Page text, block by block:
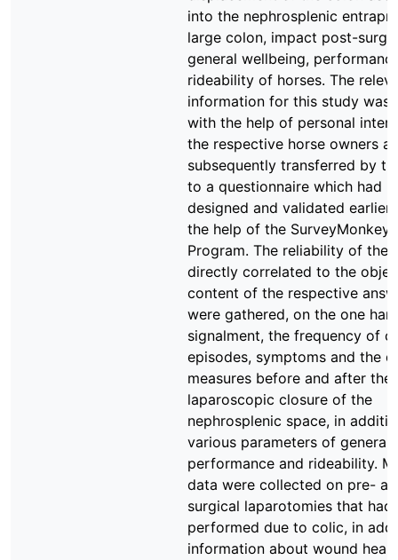
into the nephrosplenic
large colon, impact post-
general wellbeing,
rideability of horses. The
information for this study was
with the help of personal
the respective horse owners
subsequently transferred by
to a questionnaire which had
designed and validated earlier
the help of the
Program. The reliability of the
directly correlated to the
content of the respective
were gathered, on the one
signalment, the frequency of
episodes, symptoms and the
measures before and after the
laparoscopic closure of the
nephrosplenic space, in
various parameters of general
performance and rideability.
data were collected on pre-
surgical laparotomies that had
performed due to colic, in
information about wound